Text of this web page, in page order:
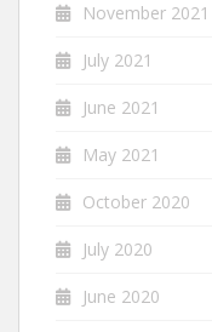
November 2021
July 2021
June 2021
May 2021
October 2020
July 2020
June 2020